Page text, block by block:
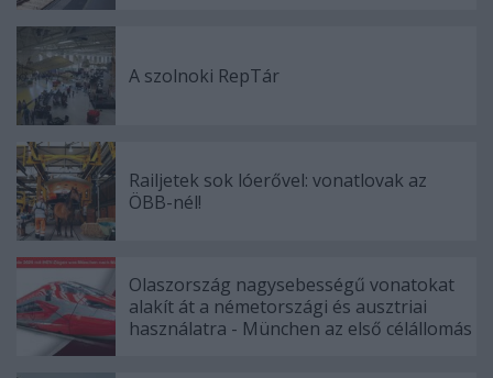
A szolnoki RepTár
Railjetek sok lóerővel: vonatlovak az
ÖBB-nél!
Olaszország nagysebességű vonatokat
alakít át a németországi és ausztriai
használatra - München az első célállomás